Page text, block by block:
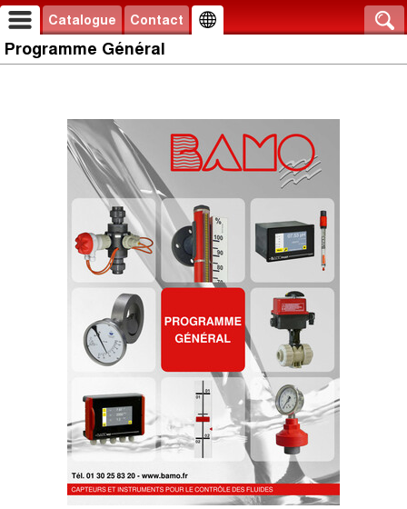
Catalogue Contact
Programme Général